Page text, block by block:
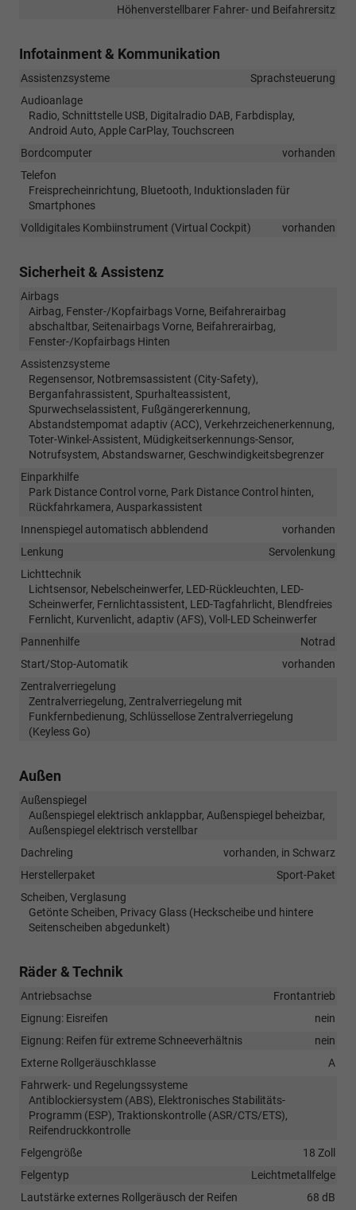
Höhenverstellbarer Fahrer- und Beifahrersitz
Infotainment & Kommunikation
Assistenzsysteme
Sprachsteuerung
Audioanlage
Radio, Schnittstelle USB, Digitalradio DAB, Farbdisplay,
Android Auto, Apple CarPlay, Touchscreen
Bordcomputer
vorhanden
Telefon
Freisprecheinrichtung, Bluetooth, Induktionsladen für
Smartphones
Volldigitales Kombiinstrument (Virtual Cockpit)
vorhanden
Sicherheit & Assistenz
Airbags
Airbag, Fenster-/Kopfairbags Vorne, Beifahrerairbag
abschaltbar, Seitenairbags Vorne, Beifahrerairbag,
Fenster-/Kopfairbags Hinten
Assistenzsysteme
Regensensor, Notbremsassistent (City-Safety),
Berganfahrassistent, Spurhalteassistent,
Spurwechselassistent, Fußgängererkennung,
Abstandstempomat adaptiv (ACC), Verkehrzeichenerkennung,
Toter-Winkel-Assistent, Müdigkeitserkennungs-Sensor,
Notrufsystem, Abstandswarner, Geschwindigkeitsbegrenzer
Einparkhilfe
Park Distance Control vorne, Park Distance Control hinten,
Rückfahrkamera, Ausparkassistent
Innenspiegel automatisch abblendend
vorhanden
Lenkung
Servolenkung
Lichttechnik
Lichtsensor, Nebelscheinwerfer, LED-Rückleuchten, LED-
Scheinwerfer, Fernlichtassistent, LED-Tagfahrlicht, Blendfreies
Fernlicht, Kurvenlicht, adaptiv (AFS), Voll-LED Scheinwerfer
Pannenhilfe
Notrad
Start/Stop-Automatik
vorhanden
Zentralverriegelung
Zentralverriegelung, Zentralverriegelung mit
Funkfernbedienung, Schlüssellose Zentralverriegelung
(Keyless Go)
Außen
Außenspiegel
Außenspiegel elektrisch anklappbar, Außenspiegel beheizbar,
Außenspiegel elektrisch verstellbar
Dachreling
vorhanden, in Schwarz
Herstellerpaket
Sport-Paket
Scheiben, Verglasung
Getönte Scheiben, Privacy Glass (Heckscheibe und hintere
Seitenscheiben abgedunkelt)
Räder & Technik
Antriebsachse
Frontantrieb
Eignung: Eisreifen
nein
Eignung: Reifen für extreme Schneeverhältnis
nein
Externe Rollgeräuschklasse
A
Fahrwerk- und Regelungssysteme
Antiblockiersystem (ABS), Elektronisches Stabilitäts-
Programm (ESP), Traktionskontrolle (ASR/CTS/ETS),
Reifendruckkontrolle
Felgengröße
18 Zoll
Felgentyp
Leichtmetallfelge
Lautstärke externes Rollgeräusch der Reifen
68 dB